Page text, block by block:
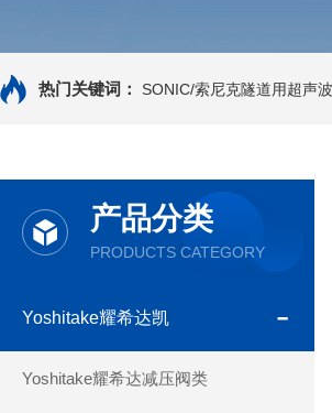
热门关键词： SONIC/索尼克隧道用超声
产品分类
PRODUCTS CATEGORY
Yoshitake耀希达凯
Yoshitake耀希达减压阀类